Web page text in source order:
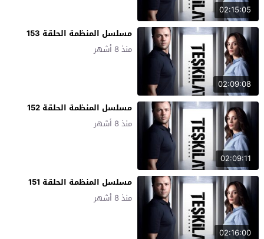
02:15:05
02:09:08
مسلسل المنظمة الحلقة 153
منذ 8 أشهر
02:09:11
مسلسل المنظمة الحلقة 152
منذ 8 أشهر
02:16:00
مسلسل المنظمة الحلقة 151
منذ 8 أشهر